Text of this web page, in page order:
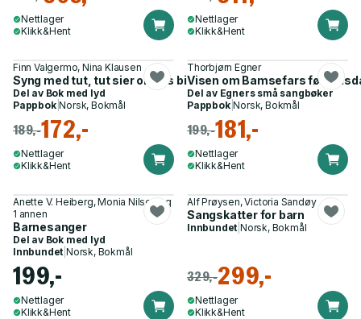
Nettlager
Klikk&Hent
Nettlager
Klikk&Hent
Finn Valgermo, Nina Klausen
Syng med tut, tut sier onkels bil - 6 barnesanger
Del av Bok med lyd
Pappbok|Norsk, Bokmål
189,-172,-
Nettlager
Klikk&Hent
Thorbjørn Egner
Visen om Bamsefars
Del av Egners små sangbøker
Pappbok|Norsk, Bokmål
199,-181,-
Nettlager
Klikk&Hent
Anette V. Heiberg, Monia Nilsen og
1 annen
Barnesanger
Del av Bok med lyd
Innbundet |Norsk, Bokmål
199,-
Nettlager
Klikk&Hent
Alf Prøysen, Victoria Sandøy
Sangskatter for barn
Innbundet |Norsk, Bokmål
329,-299,-
Nettlager
Klikk&Hent